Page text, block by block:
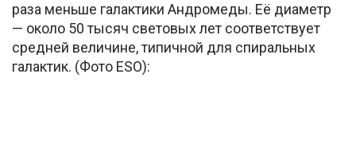
раза меньше галактики Андромеды. Её диаметр
— около 50 тысяч световых лет соответствует
средней величине, типичной для спиральных
галактик. (Фото ESO):